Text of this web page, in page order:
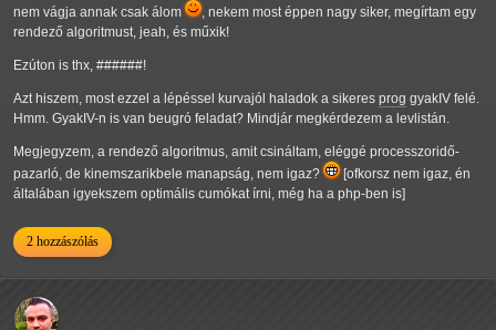
nem vágja annak csak álom
, nekem most éppen nagy siker, megírtam egy
rendező algoritmust, jeah, és műxik!
Ezúton is thx, ######!
Azt hiszem, most ezzel a lépéssel kurvajól haladok a sikeres prog gyakIV felé.
Hmm. GyakIV-n is van beugró feladat? Mindjár megkérdezem a levlistán.
Megjegyzem, a rendező algoritmus, amit csináltam, eléggé processzoridő-
pazarló, de kinemszarikbele manapság, nem igaz?
[ofkorsz nem igaz, én
általában igyekszem optimális cumókat írni, még ha a php-ben is]
2 hozzászólás